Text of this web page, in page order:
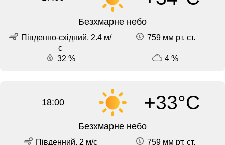
Безхмарне небо
Південно-східний, 2.4 м/
с
759 мм рт. ст.
32 % 4 %
18:00 +33°C
Безхмарне небо
Південний, 2 м/с
759 мм рт. ст.